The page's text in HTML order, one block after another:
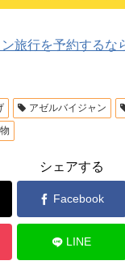
旅行を予約する
アゼルバイジャン
シェアする
Facebook
LINE